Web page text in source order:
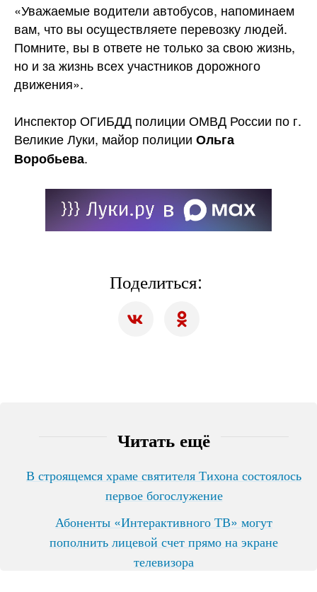
«Уважаемые водители автобусов, напоминаем
вам, что вы осуществляете перевозку людей.
Помните, вы в ответе не только за свою жизнь,
но и за жизнь всех участников дорожного
движения».
Инспектор ОГИБДД полиции ОМВД России по г.
Великие Луки, майор полиции Ольга
Воробьева.
Поделиться:
Читать ещё
В строящемся храме святителя Тихона состоялось
первое богослужение
Абоненты «Интерактивного ТВ» могут
пополнить лицевой счет прямо на экране
телевизора